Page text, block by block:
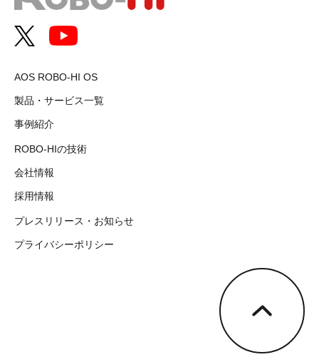
AOS ROBO-HI OS
製品・サービス一覧
事例紹介
ROBO-HIの技術
会社情報
採用情報
プレスリリース・お知らせ
プライバシーポリシー